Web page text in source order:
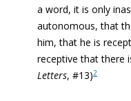
a word, it is only
autonomous, that
him, that he is
receptive that there
Letters, #13)2